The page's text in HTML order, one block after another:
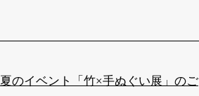
夏のイベント「竹×手ぬぐい展」のご